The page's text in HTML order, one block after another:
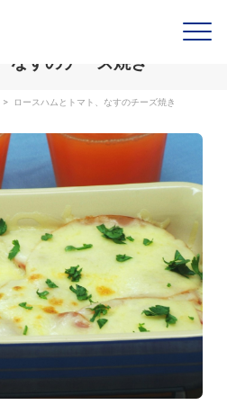
なすのチーズ焼き
> ロースハムとトマト、なすのチーズ焼き